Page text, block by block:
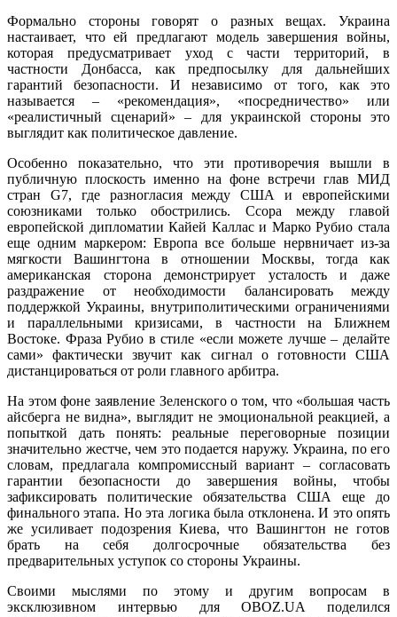
Формально стороны говорят о разных вещах. Украина
настаивает, что ей предлагают модель завершения войны,
которая предусматривает уход с части территорий, в
частности Донбасса, как предпосылку для дальнейших
гарантий безопасности. И независимо от того, как это
называется – «рекомендация», «посредничество» или
«реалистичный сценарий» – для украинской стороны это
выглядит как политическое давление.
Особенно показательно, что эти противоречия вышли в
публичную плоскость именно на фоне встречи глав МИД
стран G7, где разногласия между США и европейскими
союзниками только обострились. Ссора между главой
европейской дипломатии Кайей Каллас и Марко Рубио стала
еще одним маркером: Европа все больше нервничает из-за
мягкости Вашингтона в отношении Москвы, тогда как
американская сторона демонстрирует усталость и даже
раздражение от необходимости балансировать между
поддержкой Украины, внутриполитическими ограничениями
и параллельными кризисами, в частности на Ближнем
Востоке. Фраза Рубио в стиле «если можете лучше – делайте
сами» фактически звучит как сигнал о готовности США
дистанцироваться от роли главного арбитра.
На этом фоне заявление Зеленского о том, что «большая часть
айсберга не видна», выглядит не эмоциональной реакцией, а
попыткой дать понять: реальные переговорные позиции
значительно жестче, чем это подается наружу. Украина, по его
словам, предлагала компромиссный вариант – согласовать
гарантии безопасности до завершения войны, чтобы
зафиксировать политические обязательства США еще до
финального этапа. Но эта логика была отклонена. И это опять
же усиливает подозрения Киева, что Вашингтон не готов
брать на себя долгосрочные обязательства без
предварительных уступок со стороны Украины.
Своими мыслями по этому и другим вопросам в
эксклюзивном интервью для OBOZ.UA поделился